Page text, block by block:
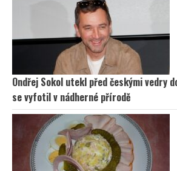
Ondřej Sokol utekl před českými vedry
se vyfotil v nádherné přírodě